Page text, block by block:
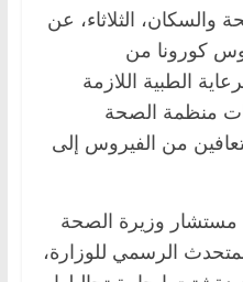
والسكان، الثلاثاء، عن
فيروس كورونا من
الطبية اللازمة
منظمة الصحة
من الفيروس إلى
مستشار وزيرة الصحة
الرسمي للوزارة،